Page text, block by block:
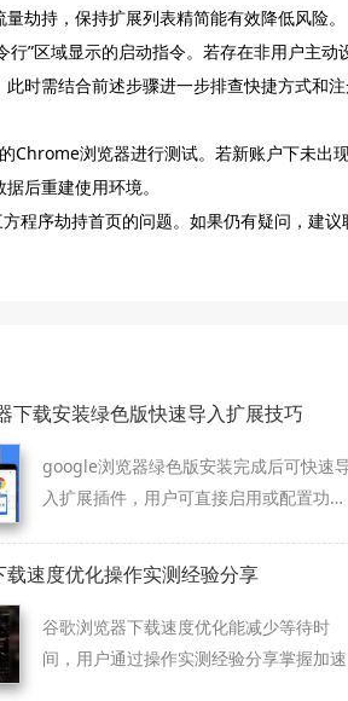
劫持，保持扩展列表精简能有效降低风险。
”区域显示的启动指令。若存在非用户主动
时需结合前述步骤进一步排查快捷方式和
Chrome浏览器进行测试。若新账户下未出
后重建使用环境。
程序劫持首页的问题。如果仍有疑问，建议
下载安装绿色版快速导入扩展技巧
google浏览器绿色版安装完成后可快速
入扩展插件，用户可直接启用或配置功
载速度优化操作实测经验分享
谷歌浏览器下载速度优化能减少等待时
间，用户通过操作实测经验分享掌握加速